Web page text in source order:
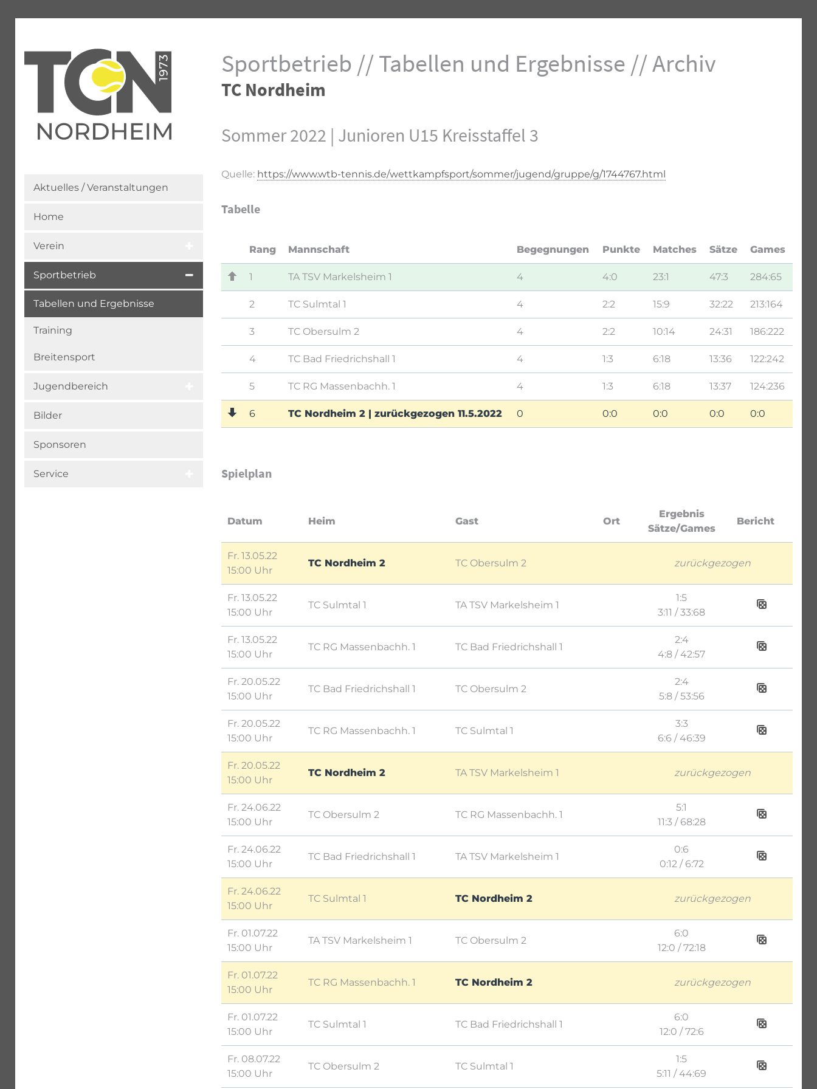
Aktuelles / Veranstaltungen
Home
Verein
Sportbetrieb
Tabellen und Ergebnisse
Training
Breitensport
Jugendbereich
Bilder
Sponsoren
Service
Sportbetrieb // Tabellen und Ergebnisse // Archiv
TC Nordheim
Sommer 2022 | Junioren U15 Kreisstaffel 3
Quelle: https://www.wtb-tennis.de/wettkampfsport/sommer/jugend/gruppe/g/1744767.html
Tabelle
Rang Mannschaft Begegnungen Punkte Matches Sätze Games
1 TA TSV Markelsheim 1 4 4:0 23:1 47:3 284:65
2 TC Sulmtal 1 4 2:2 15:9 32:22 213:164
3 TC Obersulm 2 4 2:2 10:14 24:31 186:222
4 TC Bad Friedrichshall 1 4 1:3 6:18 13:36 122:242
5 TC RG Massenbachh. 1 4 1:3 6:18 13:37 124:236
6 TC Nordheim 2 | zurückgezogen 11.5.2022 0 0:0 0:0 0:0 0:0
Spielplan
Datum Heim Gast Ort
Ergebnis
Sätze/Games
Bericht
Fr. 13.05.22
15:00 Uhr
TC Nordheim 2 TC Obersulm 2 zurückgezogen
Fr. 13.05.22
15:00 Uhr
TC Sulmtal 1 TA TSV Markelsheim 1
1:5
3:11 / 33:68
Fr. 13.05.22
15:00 Uhr
TC RG Massenbachh. 1 TC Bad Friedrichshall 1
2:4
4:8 / 42:57
Fr. 20.05.22
15:00 Uhr
TC Bad Friedrichshall 1 TC Obersulm 2
2:4
5:8 / 53:56
Fr. 20.05.22
15:00 Uhr
TC RG Massenbachh. 1 TC Sulmtal 1
3:3
6:6 / 46:39
Fr. 20.05.22
15:00 Uhr
TC Nordheim 2 TA TSV Markelsheim 1 zurückgezogen
Fr. 24.06.22
15:00 Uhr
TC Obersulm 2 TC RG Massenbachh. 1
5:1
11:3 / 68:28
Fr. 24.06.22
15:00 Uhr
TC Bad Friedrichshall 1 TA TSV Markelsheim 1
0:6
0:12 / 6:72
Fr. 24.06.22
15:00 Uhr
TC Sulmtal 1 TC Nordheim 2 zurückgezogen
Fr. 01.07.22
15:00 Uhr
TA TSV Markelsheim 1 TC Obersulm 2
6:0
12:0 / 72:18
Fr. 01.07.22
15:00 Uhr
TC RG Massenbachh. 1 TC Nordheim 2 zurückgezogen
Fr. 01.07.22
15:00 Uhr
TC Sulmtal 1 TC Bad Friedrichshall 1
6:0
12:0 / 72:6
Fr. 08.07.22
15:00 Uhr
TC Obersulm 2 TC Sulmtal 1
1:5
5:11 / 44:69